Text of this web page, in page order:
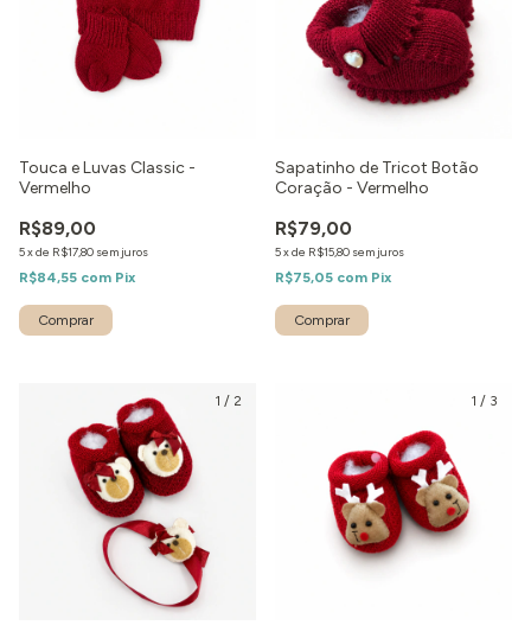
Touca e Luvas Classic -
Vermelho
R$89,00
5xde R$17,80 sem juros
R$84,55 com Pix
Sapatinho de Tricot Botão
Coração - Vermelho
R$79,00
5xde R$15,80 sem juros
R$75,05 com Pix
1 / 2 1 / 3